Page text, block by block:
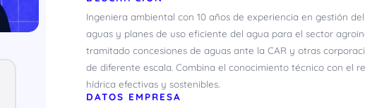
Ingeniera ambiental con 10 años de experiencia en gestión
aguas y planes de uso eficiente del agua para el sector
tramitado concesiones de aguas ante la CAR y otras
de diferente escala. Combina el conocimiento técnico con el
hídrica efectivas y sostenibles.
DATOS EMPRESA